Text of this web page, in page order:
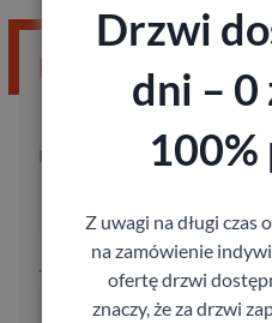
Potrzebujesz
Imię:
Telefon:
Drzwi
dni – 0
100%
Z uwagi na długi czas
na zamówienie
ofertę drzwi
znaczy, że za drzwi